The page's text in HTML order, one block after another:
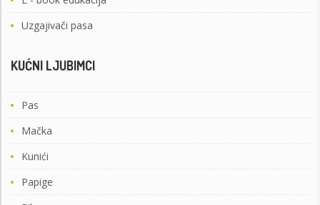
Uzgajivači pasa
KUĆNI LJUBIMCI
Pas
Mačka
Kunići
Papige